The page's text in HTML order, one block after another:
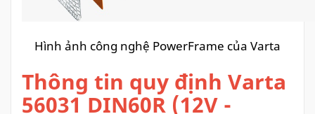
Hình ảnh công nghệ PowerFrame của Varta
Thông tin quy định Varta
56031 DIN60R (12V -